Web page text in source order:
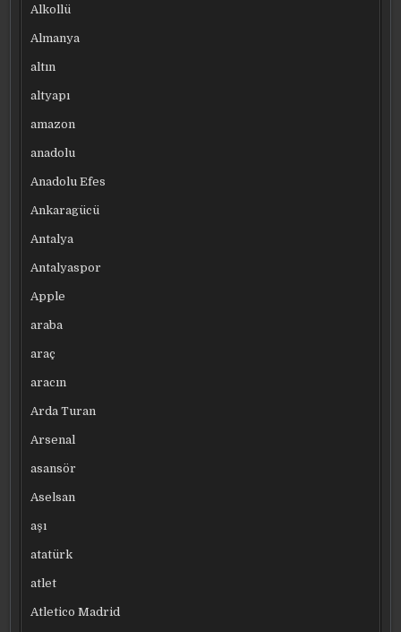
Alkollü
Almanya
altın
altyapı
amazon
anadolu
Anadolu Efes
Ankaragücü
Antalya
Antalyaspor
Apple
araba
araç
aracın
Arda Turan
Arsenal
asansör
Aselsan
aşı
atatürk
atlet
Atletico Madrid